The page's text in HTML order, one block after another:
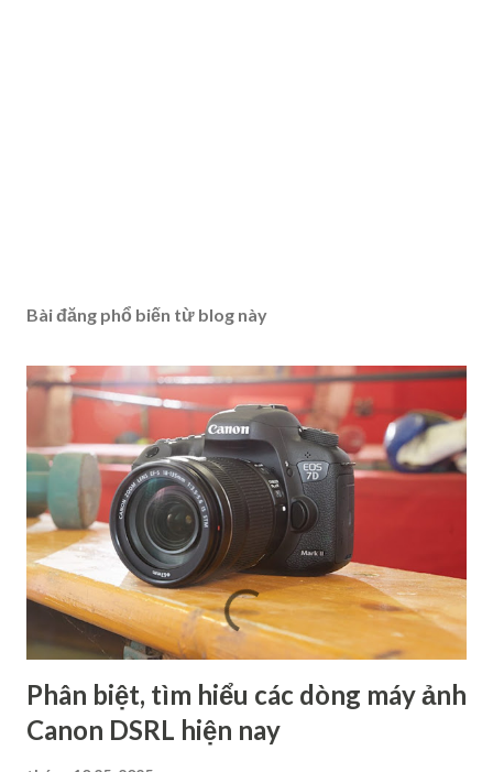
Bài đăng phổ biến từ blog này
Phân biệt, tìm hiểu các dòng máy ảnh
Canon DSRL hiện nay